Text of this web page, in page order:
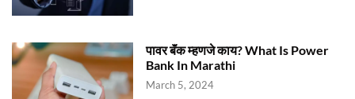
पावर बॅंक म्हणजे काय? What Is Power
Bank In Marathi
March 5, 2024